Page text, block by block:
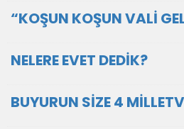
“KOŞUN KOŞUN VALİ
NELERE EVET DEDİK?
BUYURUN SİZE 4